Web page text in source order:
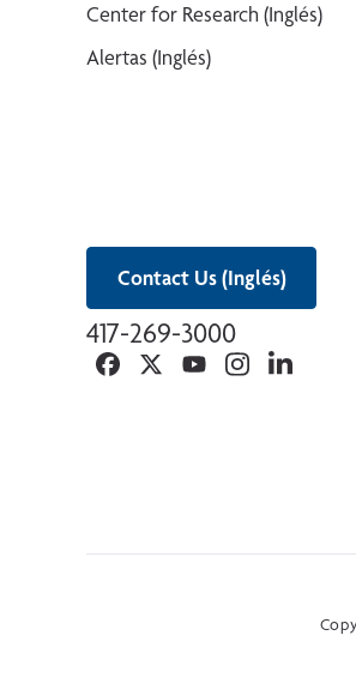
Contact Us (Inglés)
417-269-3000
Facebook
TwitterYouTubeInstagramLinkedin
Center for Research (Inglés)
Alertas (Inglés)